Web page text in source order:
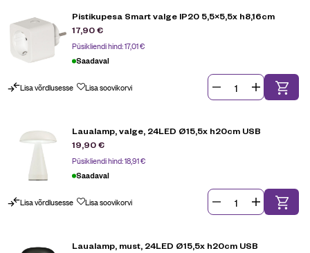
Pistikupesa Smart valge IP20 5,5×5,5x h8,16cm
17,90€
Püsikliendi hind:17,01€
Saadaval
Lisa võrdlusesse Lisa soovikorvi
Laualamp, valge, 24LED Ø15,5x h20cm USB
19,90€
Püsikliendi hind:18,91€
Saadaval
Lisa võrdlusesse Lisa soovikorvi
Laualamp, must, 24LED Ø15,5x h20cm USB